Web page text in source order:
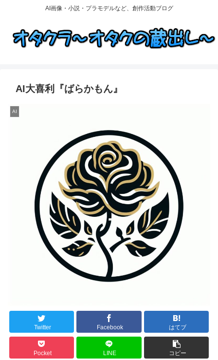
AI画像・小説・プラモデルなど、創作活動ブログ
AI大喜利『ばらかもん』
AI
Twitter Facebook はてブ
Pocket LINE コピー